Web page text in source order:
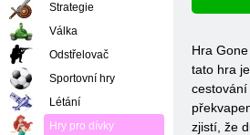
Hra
tato hra
zjistí, že
Strategie
Válka
Odstřelovač
Sportovní hry
Létání
Hry pro dívky